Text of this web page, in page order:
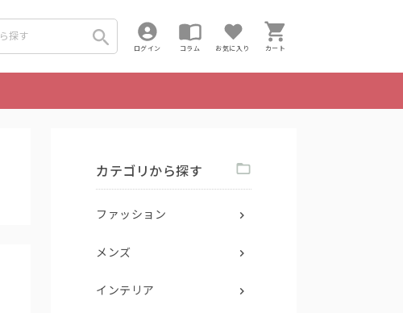
ログイン コラム お気に入り カート
カテゴリから探す
ファッション
メンズ
インテリア